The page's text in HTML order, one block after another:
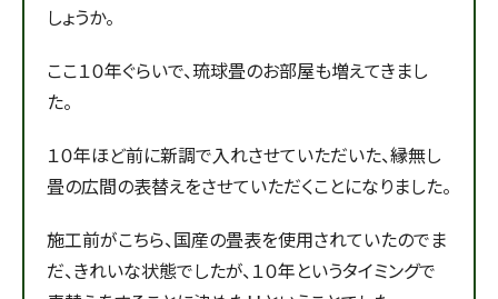
しょうか。
ここ１０年ぐらいで、琉球畳のお部屋も増えてきまし
た。
１０年ほど前に新調で入れさせていただいた、縁無し
畳の広間の表替えをさせていただくことになりました。
施工前がこちら、国産の畳表を使用されていたのでま
だ、きれいな状態でしたが、１０年というタイミングで